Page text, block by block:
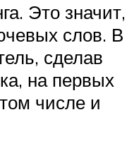
Это значит,
слов. В
сделав
на первых
числе и